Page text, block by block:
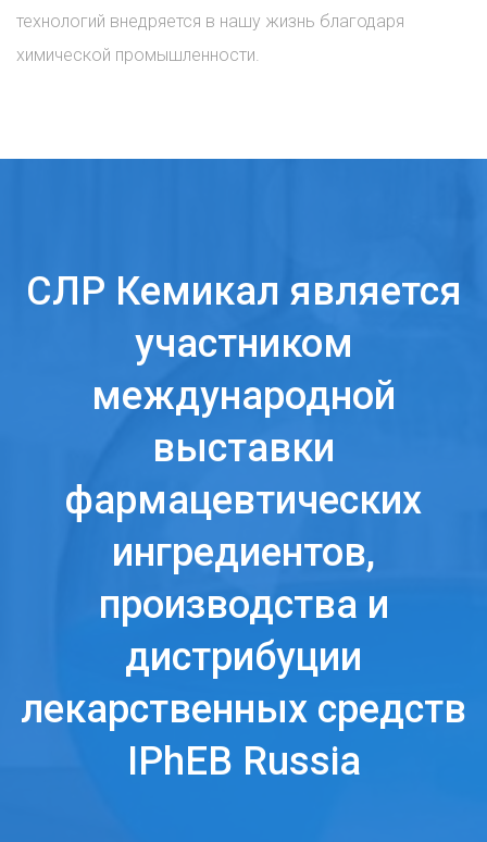
технологий внедряется в нашу жизнь благодаря
химической промышленности.
СЛР Кемикал является
участником
международной
выставки
фармацевтических
ингредиентов,
производства и
дистрибуции
лекарственных средств
IPhEB Russia